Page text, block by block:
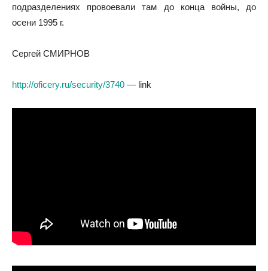
подразделениях провоевали там до конца войны, до
осени 1995 г.
Сергей СМИРНОВ
http://oficery.ru/security/3740 — link